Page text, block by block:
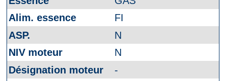
FI
N
N
-